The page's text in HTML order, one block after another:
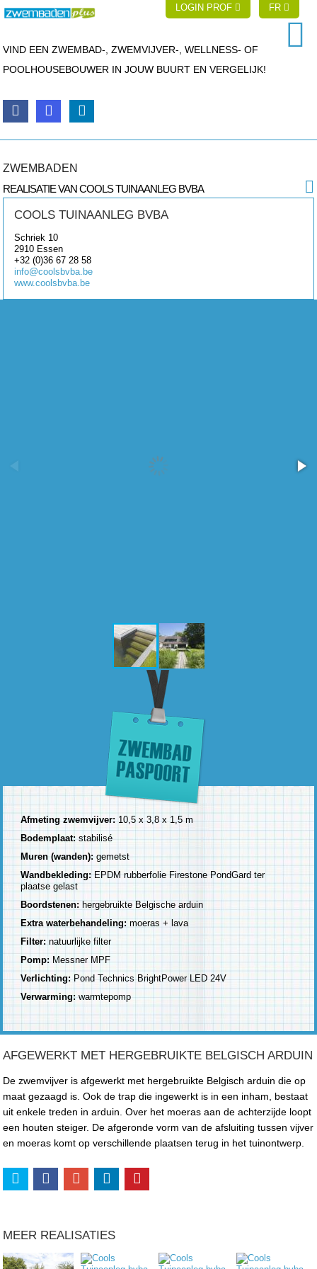
LOGIN PROF FR
VIND EEN ZWEMBAD-, ZWEMVIJVER-, WELLNESS- OF
POOLHOUSEBOUWER IN JOUW BUURT EN VERGELIJK!
ZWEMBADEN
REALISATIE VAN COOLS TUINAANLEG BVBA
COOLS TUINAANLEG BVBA
Schriek 10
2910 Essen
+32 (0)36 67 28 58
info@coolsbvba.be
www.coolsbvba.be
Afmeting zwemvijver:10,5 x 3,8 x 1,5 m
Bodemplaat:stabilisé
Muren (wanden):gemetst
Wandbekleding: EPDM rubberfolie Firestone PondGard ter
plaatse gelast
Boordstenen: hergebruikte Belgische arduin
Extra waterbehandeling:moeras + lava
Filter: natuurlijke filter
Pomp: Messner MPF
Verlichting:Pond Technics BrightPower LED 24V
Verwarming:warmtepomp
AFGEWERKT MET HERGEBRUIKTE BELGISCH ARDUIN
De zwemvijver is afgewerkt met hergebruikte Belgisch arduin die op
maat gezaagd is. Ook de trap die ingewerkt is in een inham, bestaat
uit enkele treden in arduin. Over het moeras aan de achterzijde loopt
een houten steiger. De afgeronde vorm van de afsluiting tussen vijver
en moeras komt op verschillende plaatsen terug in het tuinontwerp.
MEER REALISATIES